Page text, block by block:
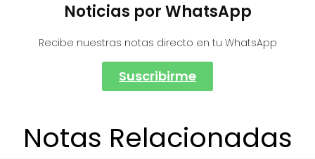
Noticias por WhatsApp
Recibe nuestras notas directo en tu WhatsApp
Suscribirme
Notas Relacionadas